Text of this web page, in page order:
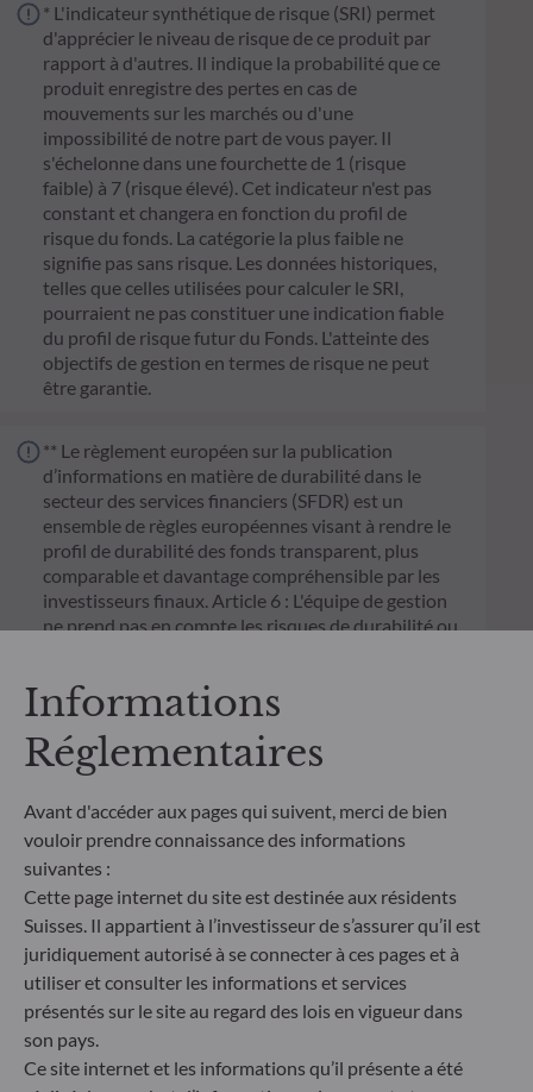
* L'indicateur synthétique de risque (SRI) permet
d'apprécier le niveau de risque de ce produit par
rapport à d'autres. Il indique la probabilité que ce
produit enregistre des pertes en cas de
mouvements sur les marchés ou d'une
impossibilité de notre part de vous payer. Il
s'échelonne dans une fourchette de 1 (risque
faible) à 7 (risque élevé). Cet indicateur n'est pas
constant et changera en fonction du profil de
risque du fonds. La catégorie la plus faible ne
signifie pas sans risque. Les données historiques,
telles que celles utilisées pour calculer le SRI,
pourraient ne pas constituer une indication fiable
du profil de risque futur du Fonds. L'atteinte des
objectifs de gestion en termes de risque ne peut
être garantie.
** Le règlement européen sur la publication
d’informations en matière de durabilité dans le
secteur des services financiers (SFDR) est un
ensemble de règles européennes visant à rendre le
profil de durabilité des fonds transparent, plus
comparable et davantage compréhensible par les
investisseurs finaux. Article 6 : L'équipe de gestion
ne prend pas en compte les risques de durabilité ou
décision d'investissement. Article 8 : L'équipe de
des critères ESG (Environnement et/ou Social et/ou
Gouvernance) dans son processus de décision
d'investissement. Article 9 : L'équipe de gestion suit
un objectif d'investissement durable strict qui
contribue de manière significative aux défis de la
transition écologique, et traite les risques de
durabilité par le biais de notations fournies par le
fournisseur externe de données ESG de la société
de gestion
Informations
Réglementaires
Avant d'accéder aux pages qui suivent, merci de bien
vouloir prendre connaissance des informations
suivantes :
Cette page internet du site est destinée aux résidents
Suisses. Il appartient à l’investisseur de s’assurer qu’il est
juridiquement autorisé à se connecter à ces pages et à
utiliser et consulter les informations et services
présentés sur le site au regard des lois en vigueur dans
son pays.
Ce site internet et les informations qu’il présente a été